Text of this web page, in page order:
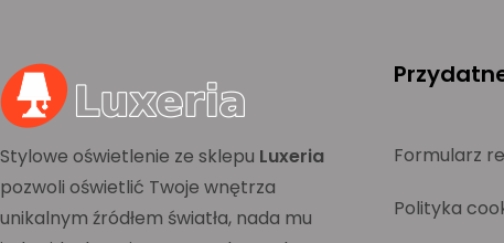
Stylowe oświetlenie ze sklepu Luxeria
pozwoli oświetlić Twoje wnętrza
unikalnym źródłem światła, nada mu
Formularz
Polityka